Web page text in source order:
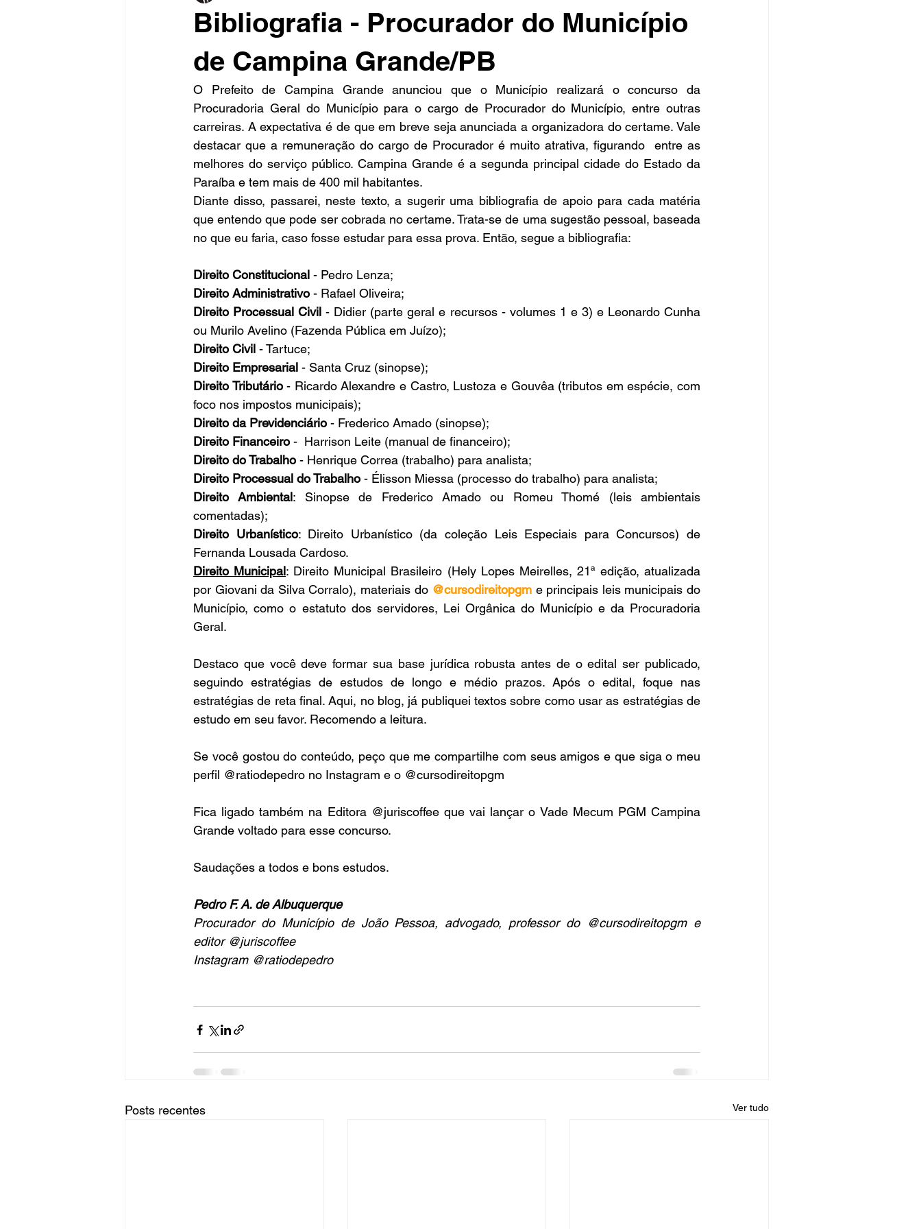
Bibliografia - Procurador do Município
de Campina Grande/PB
O Prefeito de Campina Grande anunciou que o Município realizará o concurso da
Procuradoria Geral do Município para o cargo de Procurador do Município, entre outras
carreiras. A expectativa é de que em breve seja anunciada a organizadora do certame. Vale
destacar que a remuneração do cargo de Procurador é muito atrativa, figurando  entre as
melhores do serviço público. Campina Grande é a segunda principal cidade do Estado da
Paraíba e tem mais de 400 mil habitantes.
Diante disso, passarei, neste texto, a sugerir uma bibliografia de apoio para cada matéria
que entendo que pode ser cobrada no certame. Trata-se de uma sugestão pessoal, baseada
no que eu faria, caso fosse estudar para essa prova. Então, segue a bibliografia:
Direito Constitucional - Pedro Lenza;
Direito Administrativo - Rafael Oliveira;
Direito Processual Civil - Didier (parte geral e recursos - volumes 1 e 3) e Leonardo Cunha
ou Murilo Avelino (Fazenda Pública em Juízo);
Direito Civil - Tartuce;
Direito Empresarial - Santa Cruz (sinopse);
Direito Tributário - Ricardo Alexandre e Castro, Lustoza e Gouvêa (tributos em espécie, com
foco nos impostos municipais);
Direito da Previdenciário - Frederico Amado (sinopse);
Direito Financeiro -  Harrison Leite (manual de financeiro);
Direito do Trabalho - Henrique Correa (trabalho) para analista;
Direito Processual do Trabalho - Élisson Miessa (processo do trabalho) para analista;
Direito Ambiental: Sinopse de Frederico Amado ou Romeu Thomé (leis ambientais
comentadas);
Direito Urbanístico: Direito Urbanístico (da coleção Leis Especiais para Concursos) de
Fernanda Lousada Cardoso.
Direito Municipal: Direito Municipal Brasileiro (Hely Lopes Meirelles, 21ª edição, atualizada
por Giovani da Silva Corralo), materiais do @cursodireitopgm e principais leis municipais do
Município, como o estatuto dos servidores, Lei Orgânica do Município e da Procuradoria
Geral.
Destaco que você deve formar sua base jurídica robusta antes de o edital ser publicado,
seguindo estratégias de estudos de longo e médio prazos. Após o edital, foque nas
estratégias de reta final. Aqui, no blog, já publiquei textos sobre como usar as estratégias de
estudo em seu favor. Recomendo a leitura.
Se você gostou do conteúdo, peço que me compartilhe com seus amigos e que siga o meu
perfil @ratiodepedro no Instagram e o @cursodireitopgm
Fica ligado também na Editora @juriscoffee que vai lançar o Vade Mecum PGM Campina
Grande voltado para esse concurso.
Saudações a todos e bons estudos.
Pedro F. A. de Albuquerque
Procurador do Município de João Pessoa, advogado, professor do @cursodireitopgm e
editor @juriscoffee
Instagram @ratiodepedro
Posts recentes Ver tudo